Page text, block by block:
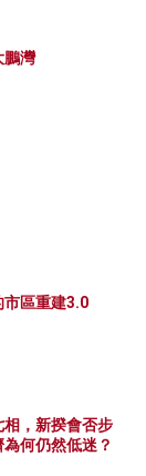
鵬灣
市區重建3.0
，新揆會否步
何仍然低迷？